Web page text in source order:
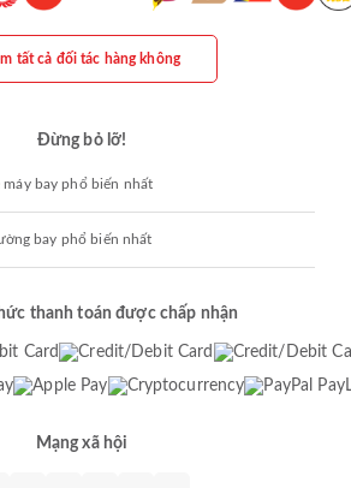
tất cả đối tác hàng không
Đừng bỏ lỡ!
máy bay phổ biến nhất
bay phổ biến nhất
thanh toán được chấp nhận
Mạng xã hội